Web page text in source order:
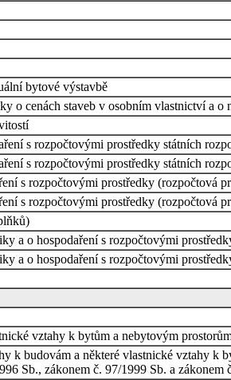
bytové výstavbě
o cenách staveb v osobním vlastnictví a
s rozpočtovými prostředky státních
s rozpočtovými prostředky státních
s rozpočtovými prostředky (rozpočtová
s rozpočtovými prostředky (rozpočtová
a o hospodaření s rozpočtovými
a o hospodaření s rozpočtovými
vztahy k bytům a nebytovým
k budovám a některé vlastnické vztahy
Sb., zákonem č. 97/1999 Sb. a zákonem